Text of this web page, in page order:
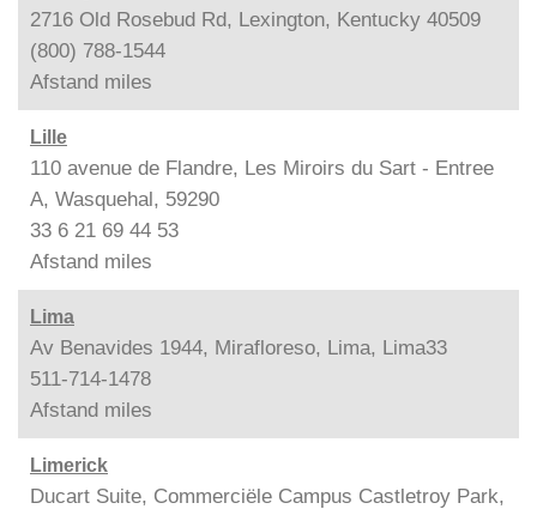
2716 Old Rosebud Rd, Lexington, Kentucky 40509
(800) 788-1544
Afstand miles
Lille
110 avenue de Flandre, Les Miroirs du Sart - Entree
A, Wasquehal, 59290
33 6 21 69 44 53
Afstand miles
Lima
Av Benavides 1944, Mirafloreso, Lima, Lima33
511-714-1478
Afstand miles
Limerick
Ducart Suite, Commerciële Campus Castletroy Park,